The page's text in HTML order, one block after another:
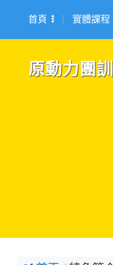
原動力團訓
首頁 實體課程